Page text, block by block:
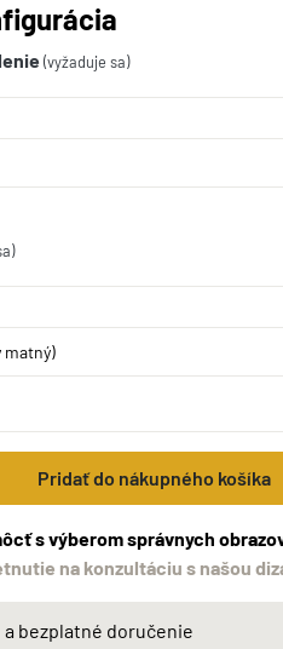
(vyžaduje sa)
Pridať do nákupného košíka
s výberom správnych
na konzultáciu s našou
bezplatné doručenie